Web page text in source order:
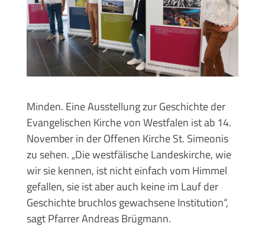
Minden. Eine Ausstellung zur Geschichte der
Evangelischen Kirche von Westfalen ist ab 14.
November in der Offenen Kirche St. Simeonis
zu sehen. „Die westfälische Landeskirche, wie
wir sie kennen, ist nicht einfach vom Himmel
gefallen, sie ist aber auch keine im Lauf der
Geschichte bruchlos gewachsene Institution“,
sagt Pfarrer Andreas Brügmann.